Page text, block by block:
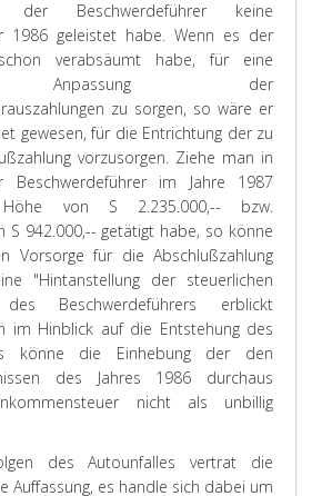
der Beschwerdeführer keine
1986 geleistet habe. Wenn es der
schon verabsäumt habe, für eine
Anpassung der
zu sorgen, so wäre er
gewesen, für die Entrichtung der zu
vorzusorgen. Ziehe man in
Beschwerdeführer im Jahre 1987
Höhe von S 2.235.000,-- bzw.
S 942.000,-- getätigt habe, so könne
Vorsorge für die Abschlußzahlung
"Hintanstellung der steuerlichen
des Beschwerdeführers erblickt
im Hinblick auf die Entstehung des
könne die Einhebung der den
des Jahres 1986 durchaus
nicht als unbillig
des Autounfalles vertrat die
Auffassung, es handle sich dabei um